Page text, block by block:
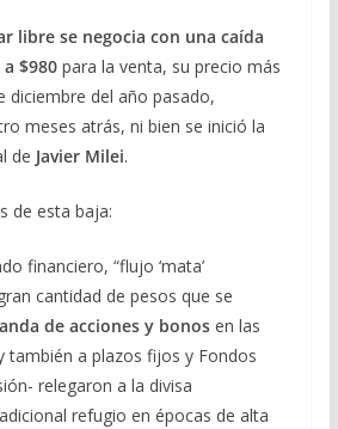
libre se negocia con una caída
$980para la venta, su precio más
diciembre del año pasado,
meses atrás, ni bien se inició la
de Javier Milei.
de esta baja:
financiero, “flujo ‘mata’
cantidad de pesos que se
de acciones y bonosen las
también a plazos fijos y Fondos
relegaron a la divisa
refugio en épocas de alta